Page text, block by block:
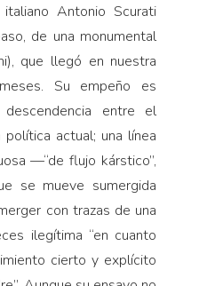
Antonio Scurati
de una monumental
que llegó en nuestra
Su empeño es
entre el
actual; una línea
—“de flujo kárstico”,
se mueve sumergida
con trazas de una
ilegítima “en cuanto
cierto y explícito